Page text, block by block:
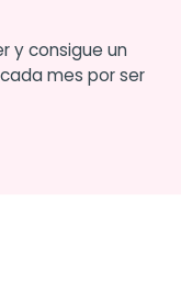
y consigue un
mes por ser